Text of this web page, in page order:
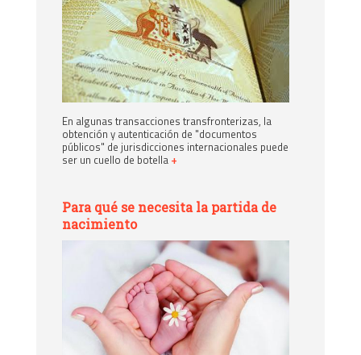
En algunas transacciones transfronterizas, la
obtención y autenticación de "documentos
públicos" de jurisdicciones internacionales puede
ser un cuello de botella +
Para qué se necesita la partida de
nacimiento